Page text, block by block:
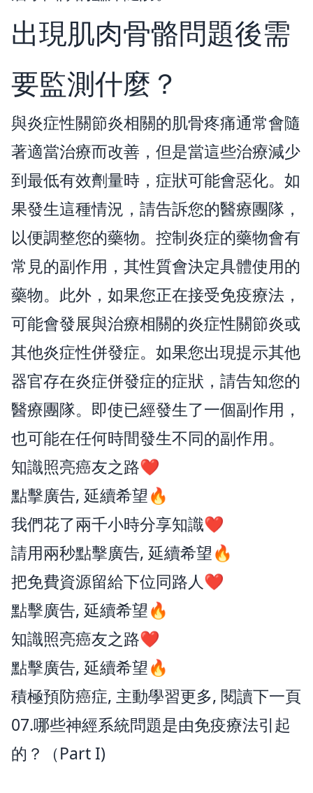
出現肌肉骨骼問題後需
要監測什麼？
與炎症性關節炎相關的肌骨疼痛通常會隨
著適當治療而改善，但是當這些治療減少
到最低有效劑量時，症狀可能會惡化。如
果發生這種情況，請告訴您的醫療團隊，
以便調整您的藥物。控制炎症的藥物會有
常見的副作用，其性質會決定具體使用的
藥物。此外，如果您正在接受免疫療法，
可能會發展與治療相關的炎症性關節炎或
其他炎症性併發症。如果您出現提示其他
器官存在炎症併發症的症狀，請告知您的
醫療團隊。即使已經發生了一個副作用，
也可能在任何時間發生不同的副作用。
知識照亮癌友之路❤️
點擊廣告, 延續希望🔥
我們花了兩千小時分享知識❤️
請用兩秒點擊廣告, 延續希望🔥
把免費資源留給下位同路人❤️
點擊廣告, 延續希望🔥
知識照亮癌友之路❤️
點擊廣告, 延續希望🔥
積極預防癌症, 主動學習更多, 閱讀下一頁
07.哪些神經系統問題是由免疫療法引起
的？（Part I)
×